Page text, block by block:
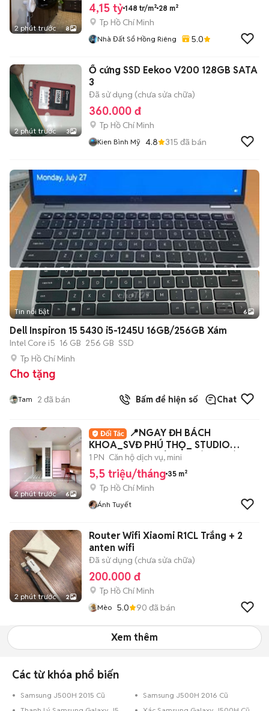
2 phút trước 8
4,15 tỷ 148 tr/m² 28 m²
Tp Hồ Chí Minh
Nhà Đất Sổ Hồng Riêng 5.0
2 phút trước 3
Ổ cứng SSD Eekoo V200 128GB SATA
3
Đã sử dụng (chưa sửa chữa)
360.000 đ
Tp Hồ Chí Minh
Kien Bình Mỹ 4.8 315 đã bán
+2
Tin nổi bật 6
Dell Inspiron 15 5430 i5-1245U 16GB/256GB Xám
Intel Core i5 16 GB 256 GB SSD
Tp Hồ Chí Minh
Cho tặng
Tam 2 đã bán Bấm để hiện số Chat
2 phút trước 6
📍NGAY ĐH BÁCH
KHOA_SVĐ PHÚ THỌ_ STUDIO
MỚI_FULL NT_SIÊU THOÁNG MÁT
1 PN Căn hộ dịch vụ, mini
5,5 triệu/tháng 35 m²
Tp Hồ Chí Minh
Ánh Tuyết
2 phút trước 2
Router Wifi Xiaomi R1CL Trắng + 2
anten wifi
Đã sử dụng (chưa sửa chữa)
200.000 đ
Tp Hồ Chí Minh
Mèo 5.0 90 đã bán
Xem thêm
Các từ khóa phổ biến
Samsung J500H 2015 Cũ
Samsung J500H 2016 Cũ